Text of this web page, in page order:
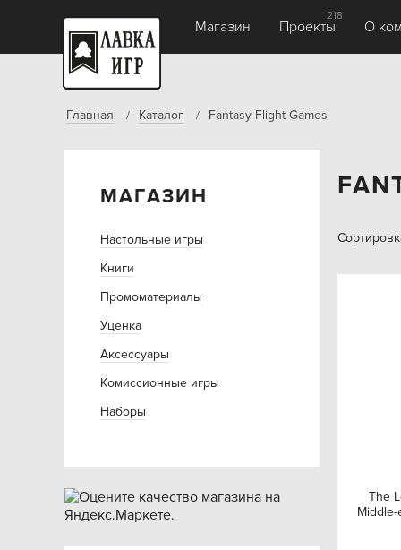
Магазин Проекты
218
О
Главная Каталог Fantasy Flight Games
МАГАЗИН
Настольные игры
Книги
Промоматериалы
Уценка
Аксессуары
Комиссионные игры
Наборы
The